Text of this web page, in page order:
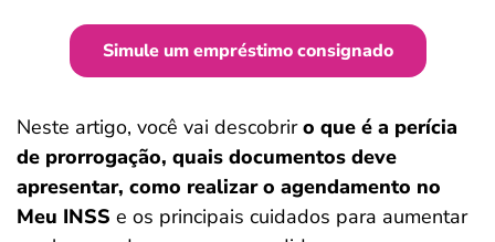
Simule um empréstimo consignado
Neste artigo, você vai descobriro que é a perícia
de prorrogação, quais documentos deve
apresentar, como realizar o agendamento no
Meu INSS e os principais cuidados para aumentar